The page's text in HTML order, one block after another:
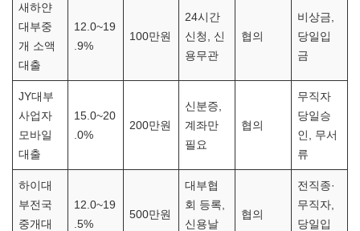
새하얀
대부중
개 소액
대출
12.0~19
.9%
100만원
24시간
신청, 신
용무관
협의
비상금,
당일입
금
JY대부
사업자
모바일
대출
15.0~20
.0%
200만원
신분증,
계좌만
필요
협의
무직자
당일승
인, 무서
류
하이대
부전국
중개대
12.0~19
.5%
500만원
대부협
회 등록,
신용날
협의
전직종·
무직자,
당일입